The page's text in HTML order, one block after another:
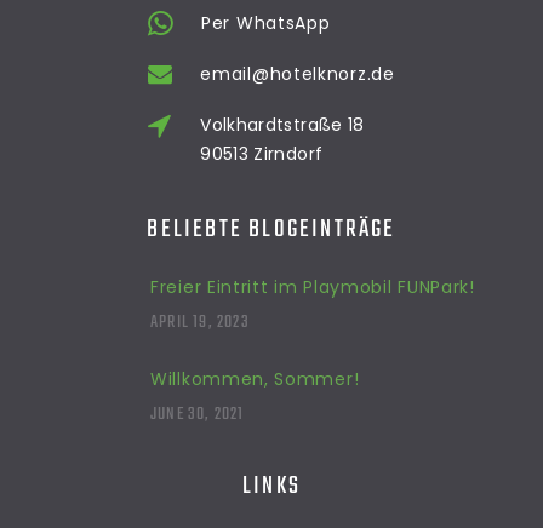
Per WhatsApp
email@hotelknorz.de
Volkhardtstraße 18
90513 Zirndorf
BELIEBTE BLOGEINTRÄGE
Freier Eintritt im Playmobil FUNPark!
APRIL 19, 2023
Willkommen, Sommer!
JUNE 30, 2021
LINKS